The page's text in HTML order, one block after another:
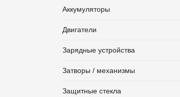
Аккумуляторы
Двигатели
Зарядные устройства
Затворы / механизмы
Защитные стекла